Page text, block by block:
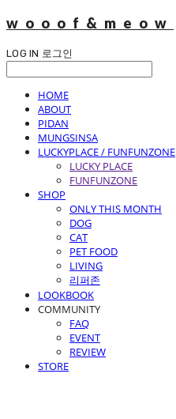
wooof&meow
LOG IN 로그인
HOME
ABOUT
PIDAN
MUNGSINSA
LUCKYPLACE / FUNFUNZONE
LUCKY PLACE
FUNFUNZONE
SHOP
ONLY THIS MONTH
DOG
CAT
PET FOOD
LIVING
리퍼존
LOOKBOOK
COMMUNITY
FAQ
EVENT
REVIEW
STORE